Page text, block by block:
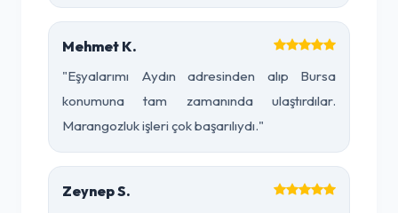
Mehmet K.
"Eşyalarımı Aydın adresinden alıp Bursa
konumuna tam zamanında ulaştırdılar.
Marangozluk işleri çok başarılıydı."
Zeynep S.